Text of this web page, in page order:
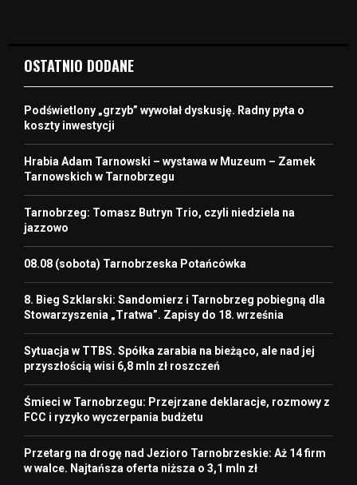
OSTATNIO DODANE
Podświetlony „grzyb” wywołał dyskusję. Radny pyta o
koszty inwestycji
Hrabia Adam Tarnowski – wystawa w Muzeum – Zamek
Tarnowskich w Tarnobrzegu
Tarnobrzeg: Tomasz Butryn Trio, czyli niedziela na
jazzowo
08.08 (sobota) Tarnobrzeska Potańcówka
8. Bieg Szklarski: Sandomierz i Tarnobrzeg pobiegną dla
Stowarzyszenia „Tratwa”. Zapisy do 18. września
Sytuacja w TTBS. Spółka zarabia na bieżąco, ale nad jej
przyszłością wisi 6,8 mln zł roszczeń
Śmieci w Tarnobrzegu: Przejrzane deklaracje, rozmowy z
FCC i ryzyko wyczerpania budżetu
Przetarg na drogę nad Jezioro Tarnobrzeskie: Aż 14 firm
w walce. Najtańsza oferta niższa o 3,1 mln zł